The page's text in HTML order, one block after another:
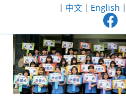
至
｜ 中文｜ English ｜